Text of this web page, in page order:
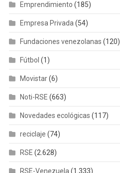
Emprendimiento (185)
Empresa Privada (54)
Fundaciones venezolanas (120)
Fútbol (1)
Movistar(6)
Noti-RSE (663)
Novedades ecológicas (117)
reciclaje (74)
RSE (2.628)
RSE-Venezuela (1.333)